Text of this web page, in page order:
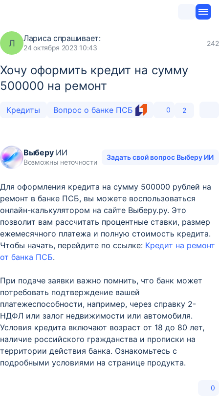
Л Лариса спрашивает:
24 октября 2023 10:43
242
Хочу оформить кредит на сумму
500000 на ремонт
Кредиты Вопрос о банке ПСБ 0 2
ВыберуИИ
Возможны неточности
Задать свой вопрос Выберу ИИ
Для оформления кредита на сумму 500000 рублей на
ремонт в банке ПСБ, вы можете воспользоваться
онлайн-калькулятором на сайте Выберу.ру. Это
позволит вам рассчитать процентные ставки, размер
ежемесячного платежа и полную стоимость кредита.
Чтобы начать, перейдите по ссылке: Кредит на ремонт
от банка ПСБ.
При подаче заявки важно помнить, что банк может
потребовать подтверждение вашей
платежеспособности, например, через справку 2-
НДФЛ или залог недвижимости или автомобиля.
Условия кредита включают возраст от 18 до 80 лет,
наличие российского гражданства и прописки на
территории действия банка. Ознакомьтесь с
подробными условиями на странице продукта.
0